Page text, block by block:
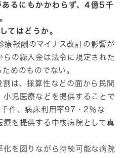
るにもかかわらず、4億5千
てはどうか。
療報酬のマイナス改訂の影響が
の繰入金は法令に規定された
めのものでない。
は、採算性などの面から民間
小児医療などを提供することで
件、病床利用率97・2％な
療を提供する中核病院として真
を図りながら持続可能な病院